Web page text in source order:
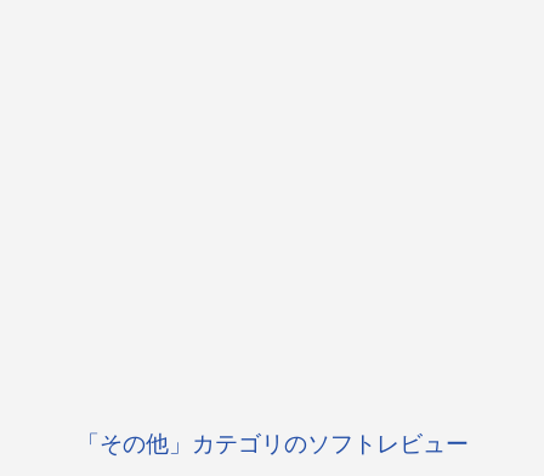
「その他」カテゴリのソフトレビュー